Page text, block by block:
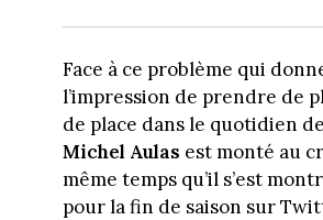
Face à ce problème qui
l’impression de prendre de
de place dans le quotidien de
Michel Aulas est monté au
même temps qu’il s’est
pour la fin de saison sur